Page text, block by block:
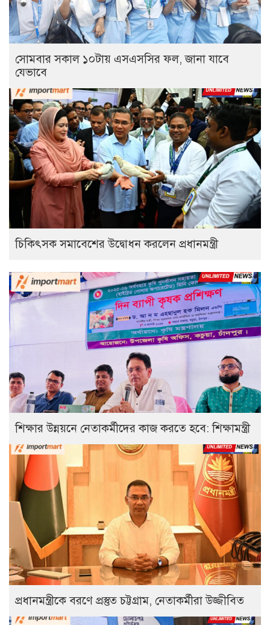
সোমবার সকাল ১০টায় এসএসসির ফল, জানা যাবে
যেভাবে
চিকিৎসক সমাবেশের উদ্বোধন করলেন প্রধানমন্ত্রী
শিক্ষার উন্নয়নে নেতাকর্মীদের কাজ করতে হবে: শিক্ষামন্ত্রী
প্রধানমন্ত্রীকে বরণে প্রস্তুত চট্টগ্রাম, নেতাকর্মীরা উজ্জীবিত